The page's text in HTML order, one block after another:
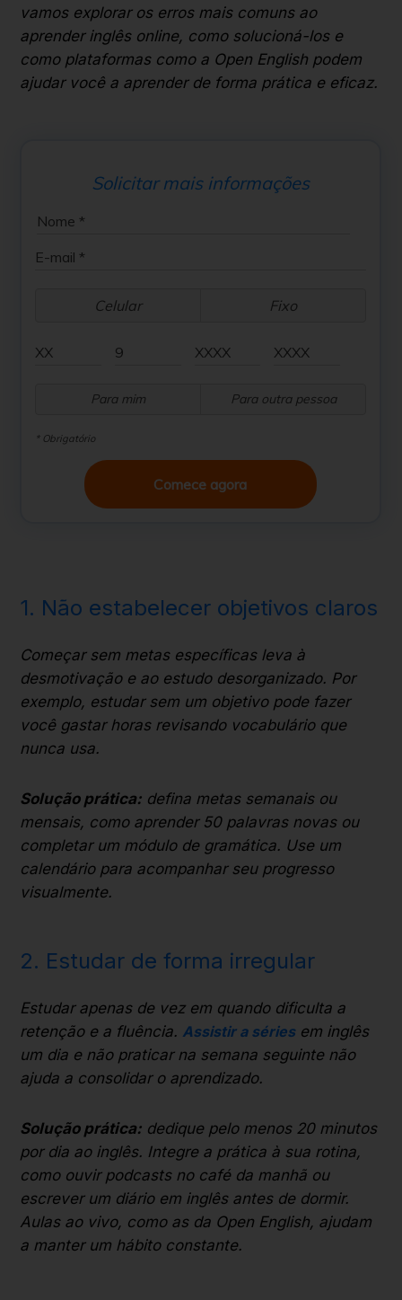
vamos explorar os erros mais comuns ao
aprender inglês online, como solucioná-los e
como plataformas como a Open English podem
ajudar você a aprender de forma prática e eficaz.
Solicitar mais informações
Celular Fixo
Para mim Para outra pessoa
* Obrigatório
Comece agora
1. Não estabelecer objetivos claros
Começar sem metas específicas leva à
desmotivação e ao estudo desorganizado. Por
exemplo, estudar sem um objetivo pode fazer
você gastar horas revisando vocabulário que
nunca usa.
Solução prática: defina metas semanais ou
mensais, como aprender 50 palavras novas ou
completar um módulo de gramática. Use um
calendário para acompanhar seu progresso
visualmente.
2. Estudar de forma irregular
Estudar apenas de vez em quando dificulta a
retenção e a fluência. Assistir a sériesem inglês
um dia e não praticar na semana seguinte não
ajuda a consolidar o aprendizado.
Solução prática: dedique pelo menos 20 minutos
por dia ao inglês. Integre a prática à sua rotina,
como ouvir podcasts no café da manhã ou
escrever um diário em inglês antes de dormir.
Aulas ao vivo, como as da Open English, ajudam
a manter um hábito constante.